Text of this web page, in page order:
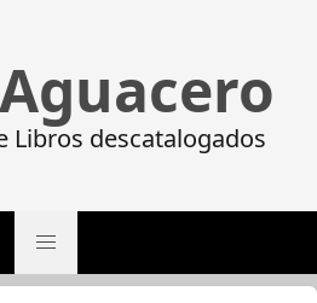
Libros descatalogados